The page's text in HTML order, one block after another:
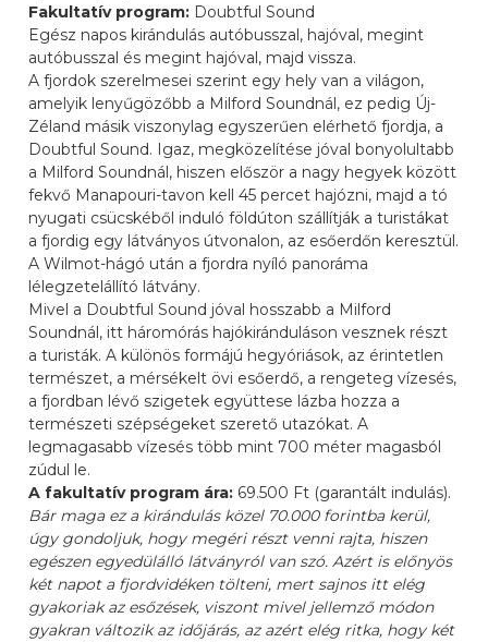
Fakultatív program: Doubtful Sound
Egész napos kirándulás autóbusszal, hajóval, megint
autóbusszal és megint hajóval, majd vissza.
A fjordok szerelmesei szerint egy hely van a világon,
amelyik lenyűgözőbb a Milford Soundnál, ez pedig Új-
Zéland másik viszonylag egyszerűen elérhető fjordja, a
Doubtful Sound. Igaz, megközelítése jóval bonyolultabb
a Milford Soundnál, hiszen először a nagy hegyek között
fekvő Manapouri-tavon kell 45 percet hajózni, majd a tó
nyugati csücskéből induló földúton szállítják a turistákat
a fjordig egy látványos útvonalon, az esőerdőn keresztül.
A Wilmot-hágó után a fjordra nyíló panoráma
lélegzetelállító látvány.
Mivel a Doubtful Sound jóval hosszabb a Milford
Soundnál, itt háromórás hajókiránduláson vesznek részt
a turisták. A különös formájú hegyóriások, az érintetlen
természet, a mérsékelt övi esőerdő, a rengeteg vízesés,
a fjordban lévő szigetek együttese lázba hozza a
természeti szépségeket szerető utazókat. A
legmagasabb vízesés több mint 700 méter magasból
zúdul le.
A fakultatív program ára: 69.500 Ft (garantált indulás).
Bár maga ez a kirándulás közel 70.000 forintba kerül,
úgy gondoljuk, hogy megéri részt venni rajta, hiszen
egészen egyedülálló látványról van szó. Azért is előnyös
két napot a fjordvidéken tölteni, mert sajnos itt elég
gyakoriak az esőzések, viszont mivel jellemző módon
gyakran változik az időjárás, az azért elég ritka, hogy két